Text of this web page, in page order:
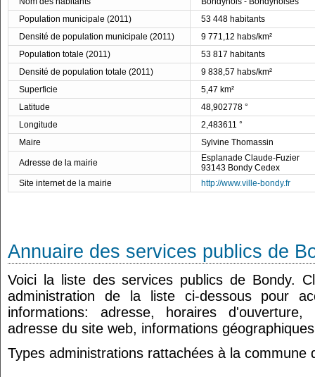
Population municipale (2011)
53 448 habitants
Densité de population municipale (2011)
9 771,12 habs/km²
Population totale (2011)
53 817 habitants
Densité de population totale (2011)
9 838,57 habs/km²
Superficie
5,47 km²
Latitude
48,902778 °
Longitude
2,483611 °
Maire
Sylvine Thomassin
Adresse de la mairie
Esplanade Claude-Fuzier
93143 Bondy Cedex
Site internet de la mairie
http://www.ville-bondy.fr
Annuaire des services publics de
Voici la liste des services publics de Bondy.
administration de la liste ci-dessous pour
informations: adresse, horaires
adresse du site web, informations
Types administrations rattachées à la commune